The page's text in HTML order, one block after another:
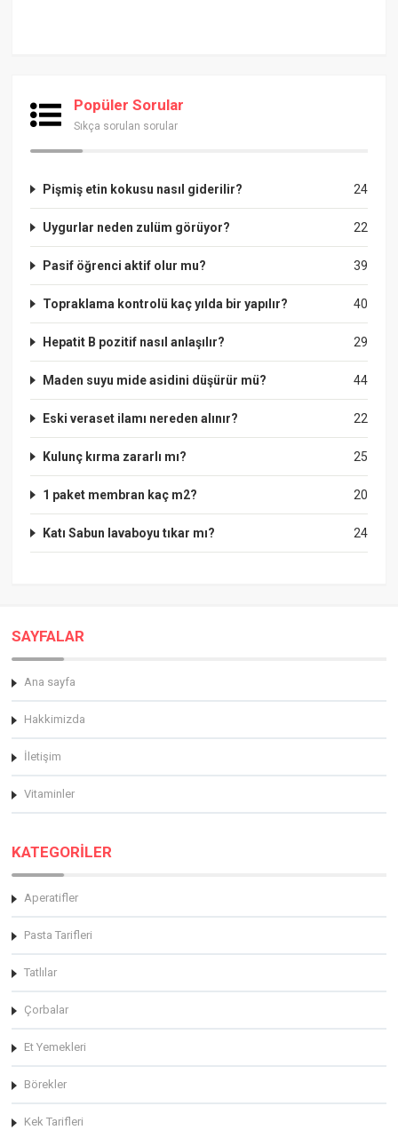
Popüler Sorular
Sıkça sorulan sorular
24
Pişmiş etin kokusu nasıl giderilir?
22
Uygurlar neden zulüm görüyor?
39
Pasif öğrenci aktif olur mu?
40
Topraklama kontrolü kaç yılda bir yapılır?
29
Hepatit B pozitif nasıl anlaşılır?
44
Maden suyu mide asidini düşürür mü?
22
Eski veraset ilamı nereden alınır?
25
Kulunç kırma zararlı mı?
20
1 paket membran kaç m2?
24
Katı Sabun lavaboyu tıkar mı?
SAYFALAR
Ana sayfa
Hakkimizda
İletişim
Vitaminler
KATEGORİLER
Aperatifler
Pasta Tarifleri
Tatlılar
Çorbalar
Et Yemekleri
Börekler
Kek Tarifleri